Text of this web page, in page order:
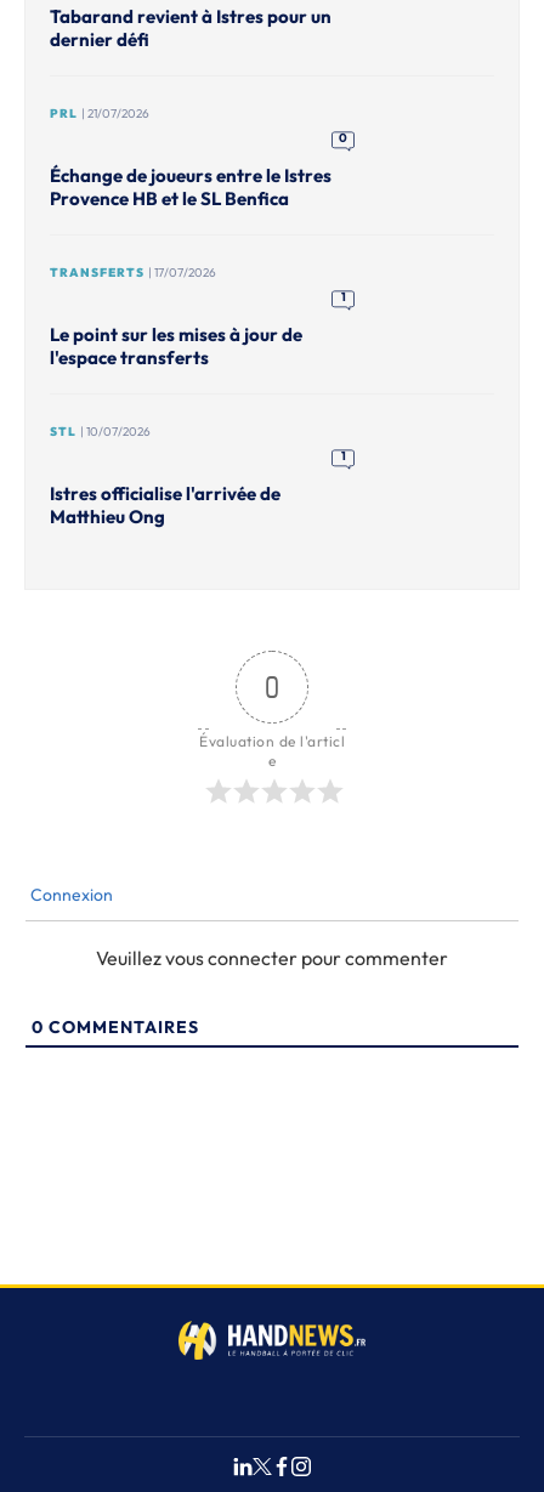
Tabarand revient à Istres pour un
dernier défi
PRL | 21/07/2026
0
Échange de joueurs entre le Istres
Provence HB et le SL Benfica
TRANSFERTS | 17/07/2026
1
Le point sur les mises à jour de
l'espace transferts
STL | 10/07/2026
1
Istres officialise l'arrivée de
Matthieu Ong
0
Évaluation de l'articl
e
Connexion
Veuillez vous connecter pour commenter
0 COMMENTAIRES